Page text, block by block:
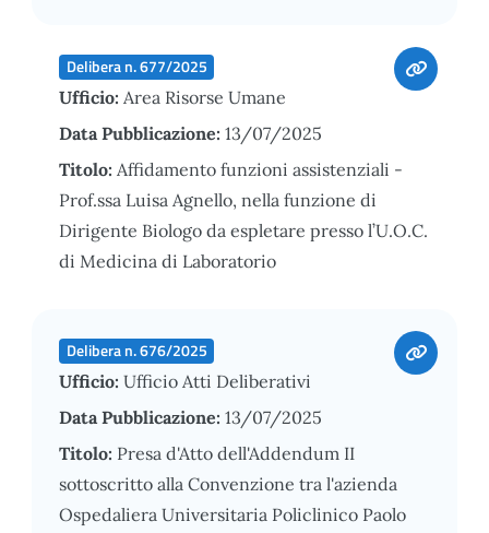
Delibera n. 677/2025
Ufficio: Area Risorse Umane
Data Pubblicazione: 13/07/2025
Titolo: Affidamento funzioni assistenziali -
Prof.ssa Luisa Agnello, nella funzione di
Dirigente Biologo da espletare presso l’U.O.C.
di Medicina di Laboratorio
Delibera n. 676/2025
Ufficio: Ufficio Atti Deliberativi
Data Pubblicazione: 13/07/2025
Titolo: Presa d'Atto dell'Addendum II
sottoscritto alla Convenzione tra l'azienda
Ospedaliera Universitaria Policlinico Paolo